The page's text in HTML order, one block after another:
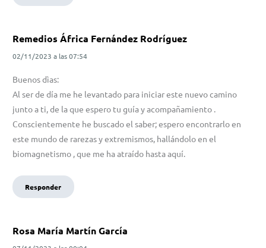
Remedios África Fernández Rodríguez
02/11/2023 a las07:54
Buenos dìas:
Al ser de día me he levantado para iniciar este nuevo camino
junto a ti, de la que espero tu guía y acompañamiento .
Conscientemente he buscado el saber; espero encontrarlo en
este mundo de rarezas y extremismos, hallándolo en el
biomagnetismo , que me ha atraído hasta aquí.
Responder
Rosa María Martín García